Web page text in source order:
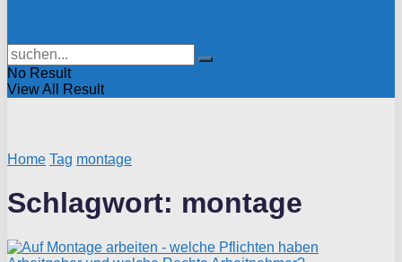
No Result
View All Result
Home Tag montage
Schlagwort: montage